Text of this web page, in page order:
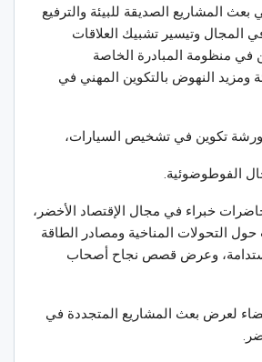
بعث المشاريع الصديقة للبيئة والترفيع
المجال وتيسير تشبيك العلاقات
في منظومة المبادرة الخاصة
ومزيد النهوض بالتكوين المهني في
ورشة تكوين في تشخيص السيارات،
الفوطوضوئية.
خبراء في مجال الإقتصاد الأخضر،
التحولات المناخية ومصادر الطاقة
وعرض قصص نجاح أصحاب
لعرض بعث المشاريع المتجددة في